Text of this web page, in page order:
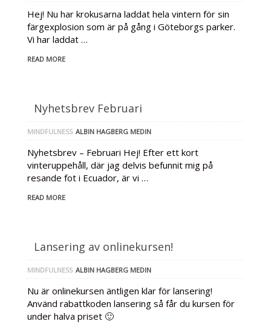
Hej! Nu har krokusarna laddat hela vintern för sin
färgexplosion som är på gång i Göteborgs parker.
Vi har laddat …
READ MORE
Nyhetsbrev Februari
MINDFULNESS ALBIN HAGBERG MEDIN
Nyhetsbrev – Februari Hej! Efter ett kort
vinteruppehåll, där jag delvis befunnit mig på
resande fot i Ecuador, är vi …
READ MORE
Lansering av onlinekursen!
MINDFULNESS ALBIN HAGBERG MEDIN
Nu är onlinekursen äntligen klar för lansering!
Använd rabattkoden lansering så får du kursen för
under halva priset 🙂